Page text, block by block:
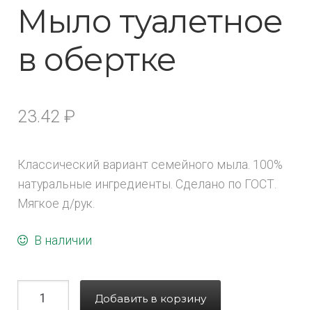
Мыло туалетное
в обертке
23.42 ₽
Классический вариант семейного мыла. 100%
натуральные ингредиенты. Сделано по ГОСТ.
Мягкое д/рук.
В наличии
Добавить в корзину